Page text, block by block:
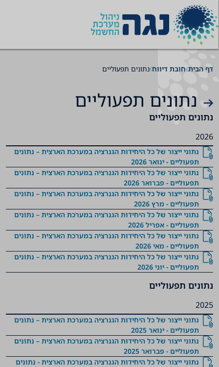
תפריט
נייוט
ראשי
תוכן
ראשי
תפריט
ניווט
תחתון
דף הבית חובת דיווח נתונים תפעוליים
נתונים
תפעולייםנתונים תפעוליים
נתונים תפעוליים
2026
נתוני ייצור של כל היחידות הגנרציה במערכת הארצית – נתונים
תפעוליים - ינואר 2026
נתוני ייצור של כל היחידות הגנרציה במערכת הארצית – נתונים
תפעוליים - פברואר 2026
נתוני ייצור של כל היחידות הגנרציה במערכת הארצית – נתונים
תפעוליים - מרץ 2026
נתוני ייצור של כל היחידות הגנרציה במערכת הארצית – נתונים
תפעוליים - אפריל 2026
נתוני ייצור של כל היחידות הגנרציה במערכת הארצית – נתונים
תפעוליים - מאי 2026
נתוני ייצור של כל היחידות הגנרציה במערכת הארצית – נתונים
תפעוליים - יוני 2026
נתונים תפעוליים
2025
נתוני ייצור של כל היחידות הגנרציה במערכת הארצית – נתונים
תפעוליים - ינואר 2025
נתוני ייצור של כל היחידות הגנרציה במערכת הארצית – נתונים
תפעוליים - פברואר 2025
נתוני ייצור של כל היחידות הגנרציה במערכת הארצית - נתונים